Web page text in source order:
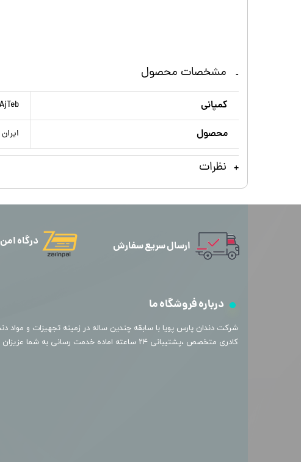
مشخصات محصول
کمپانی AjTeb
محصول ایران
نظرات
ارسال سریع سفارش
درباره فروشگاه ما
​شرکت دندان پارس پویا با سابقه چندین ساله در زمینه تجهیزات و مواد
کادری متخصص ،پشتیبانی ۲۴ ساعته اماده خدمت رسانی به شما عزیزان میباشد.
درگاه